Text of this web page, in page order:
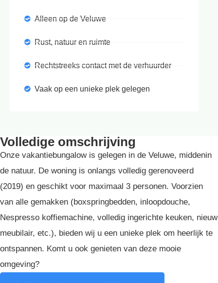
Alleen op de Veluwe
Rust, natuur en ruimte
Rechtstreeks contact met de verhuurder
Vaak op een unieke plek gelegen
Volledige omschrijving
Onze vakantiebungalow is gelegen in de Veluwe, middenin
de natuur. De woning is onlangs volledig gerenoveerd
(2019) en geschikt voor maximaal 3 personen. Voorzien
van alle gemakken (boxspringbedden, inloopdouche,
Nespresso koffiemachine, volledig ingerichte keuken, nieuw
meubilair, etc.), bieden wij u een unieke plek om heerlijk te
ontspannen. Komt u ook genieten van deze mooie
omgeving?